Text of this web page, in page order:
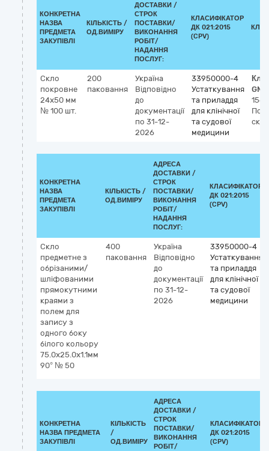
КОНКРЕТНА
НАЗВА
ПРЕДМЕТА
ЗАКУПІВЛІ
КІЛЬКІСТЬ /
ОД.ВИМІРУ
ДОСТАВКИ /
СТРОК
ПОСТАВКИ/
ВИКОНАННЯ
РОБІТ/
НАДАННЯ
ПОСЛУГ:
КЛАСИФІКАТОР
ДК 021:2015
(CPV)
Скло
покровне
24x50 мм
№ 100 шт.
200
паковання
Україна
Відповідно
до
документації
по 31-12-
2026
33950000-4
Устаткування
та приладдя
для клінічної
та судової
медицини
скло
КОНКРЕТНА
НАЗВА
ПРЕДМЕТА
ЗАКУПІВЛІ
КІЛЬКІСТЬ /
ОД.ВИМІРУ
АДРЕСА
ДОСТАВКИ /
СТРОК
ПОСТАВКИ/
ВИКОНАННЯ
РОБІТ/
НАДАННЯ
ПОСЛУГ:
КЛАСИФІКАТОР
ДК 021:2015
(CPV)
Скло
предметне з
обрізаними/
шліфованими
прямокутними
краями з
полем для
запису з
одного боку
білого кольору
75.0x25.0x1.1мм
90° № 50
400
паковання
Україна
Відповідно
до
документації
по 31-12-
2026
33950000-4
Устаткування
та приладдя
для клінічної
та судової
медицини
КОНКРЕТНА
НАЗВА ПРЕДМЕТА
ЗАКУПІВЛІ
КІЛЬКІСТЬ
/
ОД.ВИМІРУ
АДРЕСА
ДОСТАВКИ /
СТРОК
ПОСТАВКИ/
ВИКОНАННЯ
РОБІТ/
КЛАСИФІКАТОР
ДК 021:2015
(CPV)